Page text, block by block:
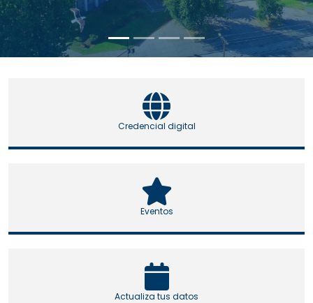
Credencial digital
Eventos
Actualiza tus datos